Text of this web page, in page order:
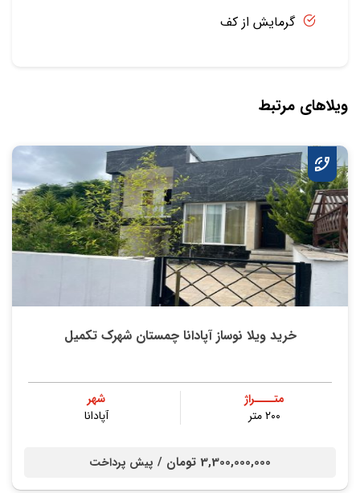
گرمایش از کف
ویلاهای مرتبط
خرید ویلا نوساز آپادانا چمستان شهرک تکمیل
متــــراژ
۲۰۰ متر
شهر
آپادانا
3,300,000,000 تومان / پیش پرداخت